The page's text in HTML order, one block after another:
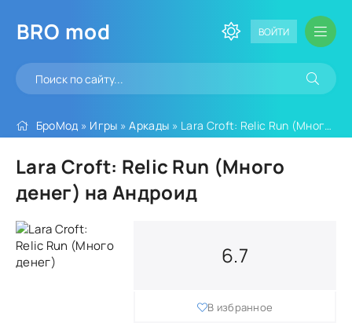
BRO mod ВОЙТИ
БроМод » Игры »Аркады » Lara Croft: Relic Run (Много денег)
Lara Croft: Relic Run (Много
денег) на Андроид
6.7
В избранное